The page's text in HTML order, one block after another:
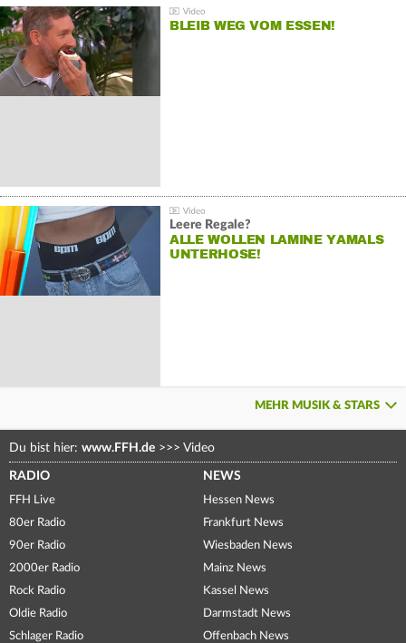
BLEIB WEG VOM ESSEN!
Leere Regale?
ALLE WOLLEN LAMINE YAMALS
UNTERHOSE!
MEHR MUSIK & STARS
Du bist hier: www.FFH.de >>> Video
RADIO
FFH Live
80er Radio
90er Radio
2000er Radio
Rock Radio
Oldie Radio
Schlager Radio
NEWS
Hessen News
Frankfurt News
Wiesbaden News
Mainz News
Kassel News
Darmstadt News
Offenbach News